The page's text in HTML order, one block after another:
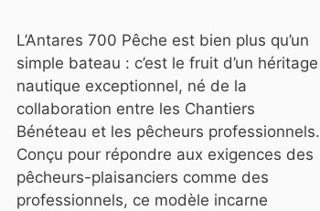
L’Antares 700 Pêche est bien plus qu’un
simple bateau : c’est le fruit d’un héritage
nautique exceptionnel, né de la
collaboration entre les Chantiers
Bénéteau et les pêcheurs professionnels.
Conçu pour répondre aux exigences des
pêcheurs-plaisanciers comme des
professionnels, ce modèle incarne